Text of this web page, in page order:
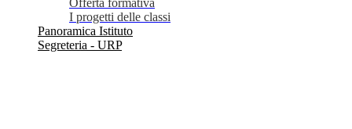
Offerta formativa
I progetti delle classi
Panoramica Istituto
Segreteria - URP